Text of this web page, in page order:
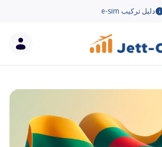
دليل تركيب e-sim